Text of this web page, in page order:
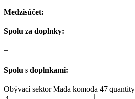
Medzisúčet:
Spolu za doplnky:
+
Spolu s doplnkami:
Obývací sektor Mada komoda 47 quantity